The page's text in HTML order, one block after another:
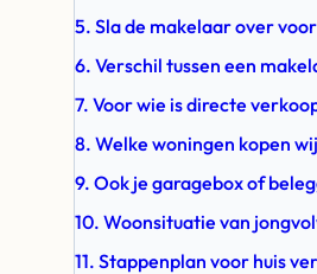
5. Sla de makelaar over
6. Verschil tussen een
7. Voor wie is directe
8. Welke woningen kopen
9. Ook je garagebox of
10. Woonsituatie van
11. Stappenplan voor huis